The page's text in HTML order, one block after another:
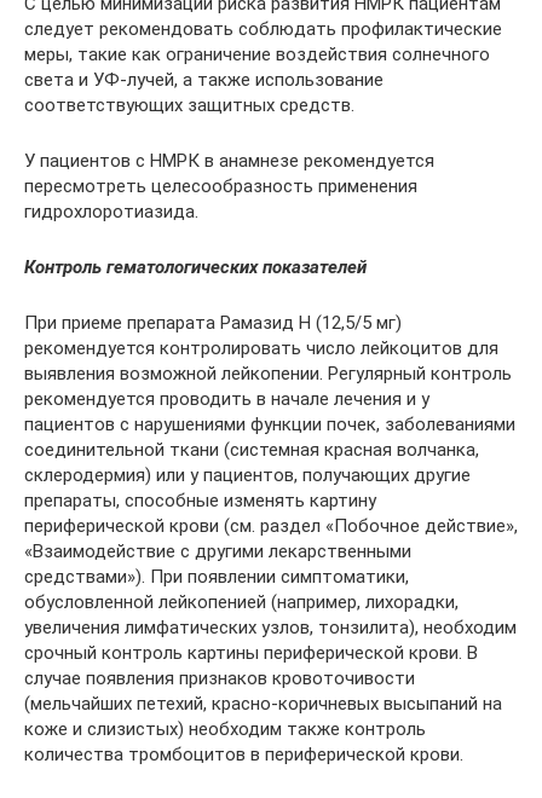
следует рекомендовать соблюдать профилактические
меры, такие как ограничение воздействия солнечного
света и УФ-лучей, а также использование
соответствующих защитных средств.
У пациентов с НМРК в анамнезе рекомендуется
пересмотреть целесообразность применения
гидрохлоротиазида.
Контроль гематологических показателей
При приеме препарата Рамазид Н (12,5/5 мг)
рекомендуется контролировать число лейкоцитов для
выявления возможной лейкопении. Регулярный контроль
рекомендуется проводить в начале лечения и у
пациентов с нарушениями функции почек, заболеваниями
соединительной ткани (системная красная волчанка,
склеродермия) или у пациентов, получающих другие
препараты, способные изменять картину
периферической крови (см. раздел «Побочное действие»,
«Взаимодействие с другими лекарственными
средствами»). При появлении симптоматики,
обусловленной лейкопенией (например, лихорадки,
увеличения лимфатических узлов, тонзилита), необходим
срочный контроль картины периферической крови. В
случае появления признаков кровоточивости
(мельчайших петехий, красно-коричневых высыпаний на
коже и слизистых) необходим также контроль
количества тромбоцитов в периферической крови.